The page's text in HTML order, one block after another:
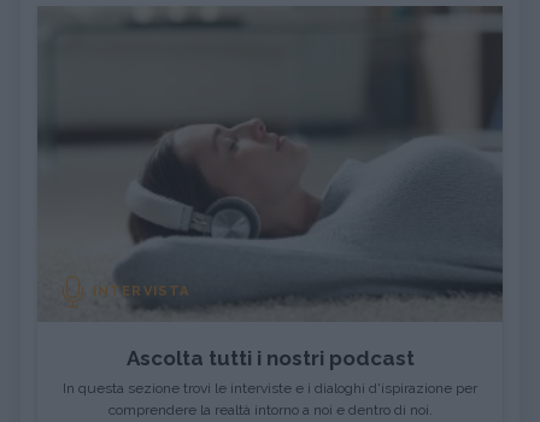
INTERVISTA
Ascolta tutti i nostri podcast
In questa sezione trovi le interviste e i dialoghi d'ispirazione per
comprendere la realtà intorno a noi e dentro di noi.